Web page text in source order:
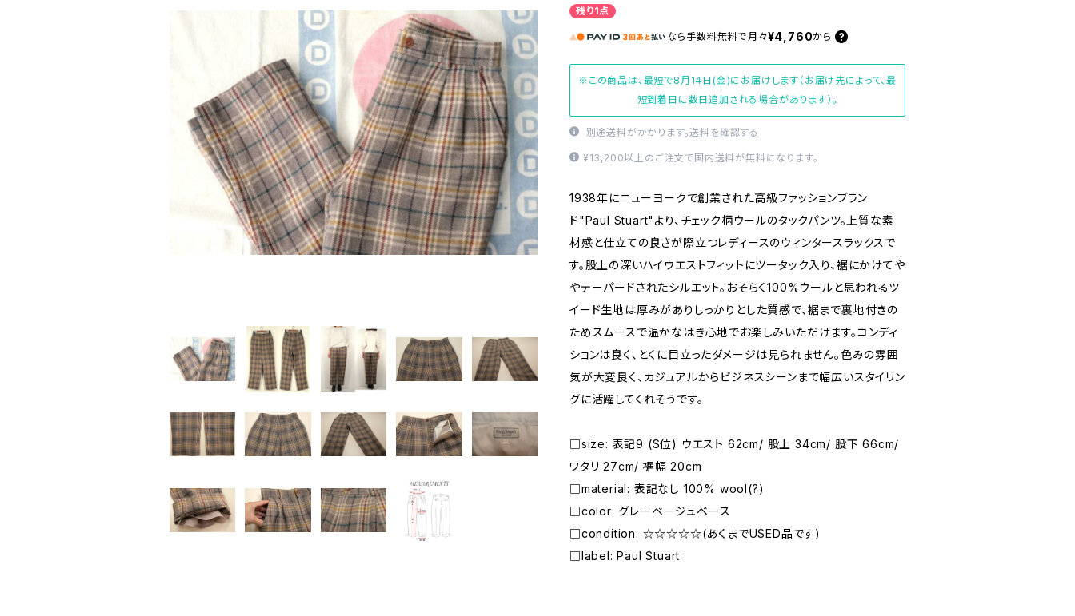
残り1点
なら 手数料無料で 月々¥4,760から
※この商品は、最短で8月14日(金)にお届けします（お届け先によって、最
短到着日に数日追加される場合があります）。
別途送料がかかります。送料を確認する
¥13,200以上のご注文で国内送料が無料になります。
1938年にニューヨークで創業された高級ファッションブラン
ド"Paul Stuart"より、チェック柄ウールのタックパンツ。上質な素
材感と仕立ての良さが際立つレディースのウィンタースラックスで
す。股上の深いハイウエストフィットにツータック入り、裾にかけてや
やテーパードされたシルエット。おそらく100%ウールと思われるツ
イード生地は厚みがありしっかりとした質感で、裾まで裏地付きの
ためスムースで温かなはき心地でお楽しみいただけます。コンディ
ションは良く、とくに目立ったダメージは見られません。色みの雰囲
気が大変良く、カジュアルからビジネスシーンまで幅広いスタイリン
グに活躍してくれそうです。
□size: 表記9 (S位) ウエスト 62cm/ 股上 34cm/ 股下 66cm/
ワタリ 27cm/ 裾幅 20cm
□material: 表記なし 100% wool(?)
□color: グレーベージュベース
□condition: ☆☆☆☆☆(あくまでUSED品です)
□label: Paul Stuart